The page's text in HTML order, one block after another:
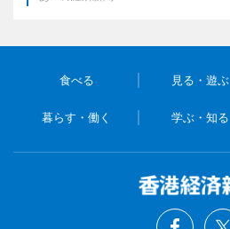
食べる 見る・遊ぶ
暮らす・働く 学ぶ・知る